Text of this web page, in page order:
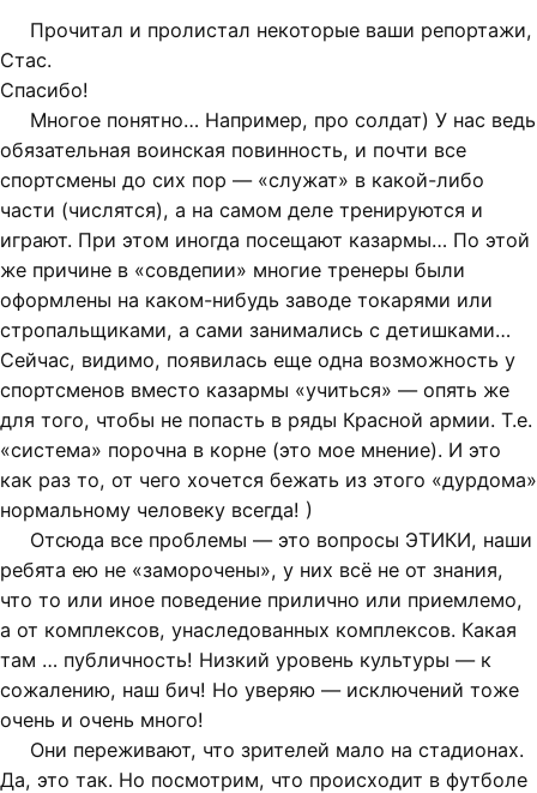
Прочитал и пролистал некоторые ваши репортажи,
Стас.
Спасибо!
Многое понятно… Например, про солдат) У нас ведь
обязательная воинская повинность, и почти все
спортсмены до сих пор — «служат» в какой-либо
части (числятся), а на самом деле тренируются и
играют. При этом иногда посещают казармы… По этой
же причине в «совдепии» многие тренеры были
оформлены на каком-нибудь заводе токарями или
стропальщиками, а сами занимались с детишками…
Сейчас, видимо, появилась еще одна возможность у
спортсменов вместо казармы «учиться» — опять же
для того, чтобы не попасть в ряды Красной армии. Т.е.
«система» порочна в корне (это мое мнение). И это
как раз то, от чего хочется бежать из этого «дурдома»
нормальному человеку всегда! )
Отсюда все проблемы — это вопросы ЭТИКИ, наши
ребята ею не «заморочены», у них всё не от знания,
что то или иное поведение прилично или приемлемо,
а от комплексов, унаследованных комплексов. Какая
там … публичность! Низкий уровень культуры — к
сожалению, наш бич! Но уверяю — исключений тоже
очень и очень много!
Они переживают, что зрителей мало на стадионах.
Да, это так. Но посмотрим, что происходит в футболе